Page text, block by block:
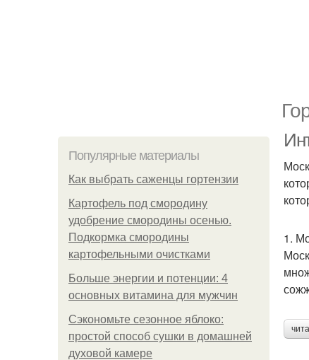
Популярные материалы
Как выбрать саженцы гортензии
Картофель под смородину
удобрение смородины осенью.
Подкормка смородины
картофельными очистками
Больше энергии и потенции: 4
основных витамина для мужчин
Сэкономьте сезонное яблоко:
простой способ сушки в домашней
духовой камере
1.